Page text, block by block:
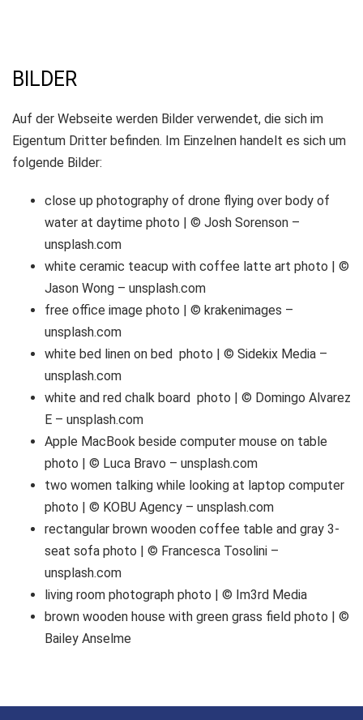
BILDER
Auf der Webseite werden Bilder verwendet, die sich im
Eigentum Dritter befinden. Im Einzelnen handelt es sich um
folgende Bilder:
close up photography of drone flying over body of
water at daytime photo | © Josh Sorenson –
unsplash.com
white ceramic teacup with coffee latte art photo | ©
Jason Wong – unsplash.com
free office image photo | © krakenimages –
unsplash.com
white bed linen on bed photo | © Sidekix Media –
unsplash.com
white and red chalk board photo | © Domingo Alvarez
E – unsplash.com
Apple MacBook beside computer mouse on table
photo | © Luca Bravo – unsplash.com
two women talking while looking at laptop computer
photo | © KOBU Agency – unsplash.com
rectangular brown wooden coffee table and gray 3-
seat sofa photo | © Francesca Tosolini –
unsplash.com
living room photograph photo | © Im3rd Media
brown wooden house with green grass field photo | ©
Bailey Anselme